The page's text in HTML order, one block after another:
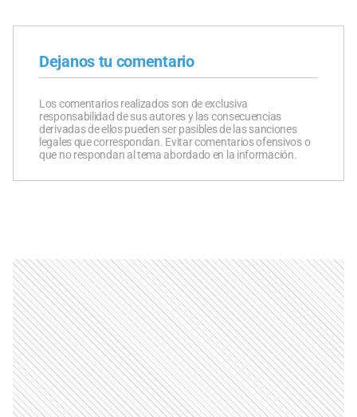
Dejanos tu comentario
Los comentarios realizados son de exclusiva
responsabilidad de sus autores y las consecuencias
derivadas de ellos pueden ser pasibles de las sanciones
legales que correspondan. Evitar comentarios ofensivos o
que no respondan al tema abordado en la información.